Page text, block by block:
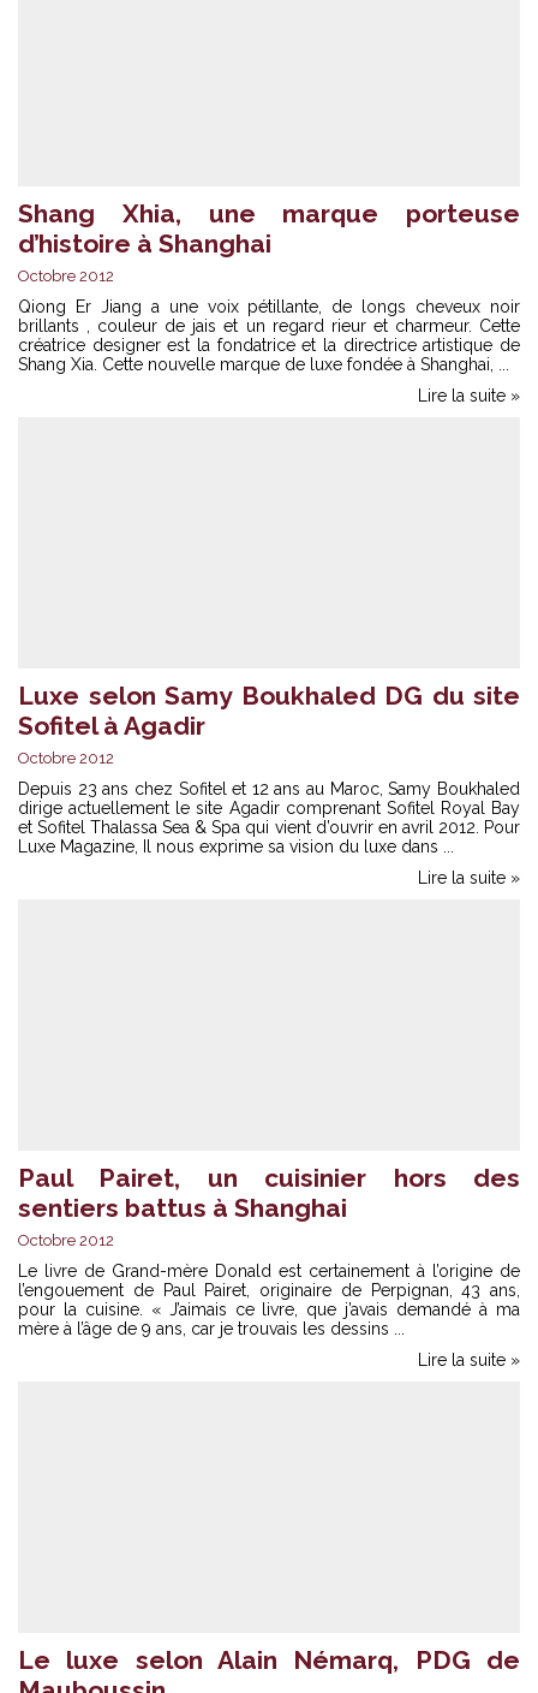
Shang Xhia, une marque porteuse
d’histoire à Shanghai
Octobre 2012
Qiong Er Jiang a une voix pétillante, de longs cheveux noir
brillants , couleur de jais et un regard rieur et charmeur. Cette
créatrice designer est la fondatrice et la directrice artistique de
Shang Xia. Cette nouvelle marque de luxe fondée à Shanghai, ...
Lire la suite »
Luxe selon Samy Boukhaled DG du site
Sofitel à Agadir
Octobre 2012
Depuis 23 ans chez Sofitel et 12 ans au Maroc, Samy Boukhaled
dirige actuellement le site Agadir comprenant Sofitel Royal Bay
et Sofitel Thalassa Sea & Spa qui vient d’ouvrir en avril 2012. Pour
Luxe Magazine, Il nous exprime sa vision du luxe dans ...
Lire la suite »
Paul Pairet, un cuisinier hors des
sentiers battus à Shanghai
Octobre 2012
Le livre de Grand-mère Donald est certainement à l’origine de
l’engouement de Paul Pairet, originaire de Perpignan, 43 ans,
pour la cuisine. « J’aimais ce livre, que j’avais demandé à ma
mère à l’âge de 9 ans, car je trouvais les dessins ...
Lire la suite »
Le luxe selon Alain Némarq, PDG de